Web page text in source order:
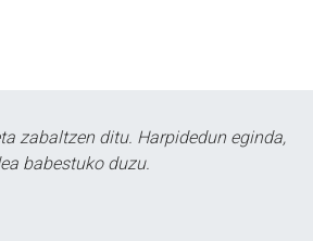
zabaltzen ditu. Harpidedun eginda,
babestuko duzu.